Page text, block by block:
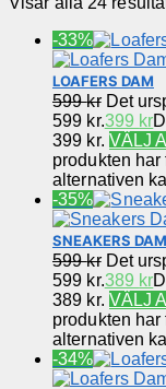
-33%
LOAFERS DAM
599kr Det
599 kr.399 kr
399 kr. VÄLJ
produkten
alternativen
-35%
SNEAKERS DAM
599kr Det
599 kr.389 kr
389 kr. VÄLJ
produkten
alternativen
-34%